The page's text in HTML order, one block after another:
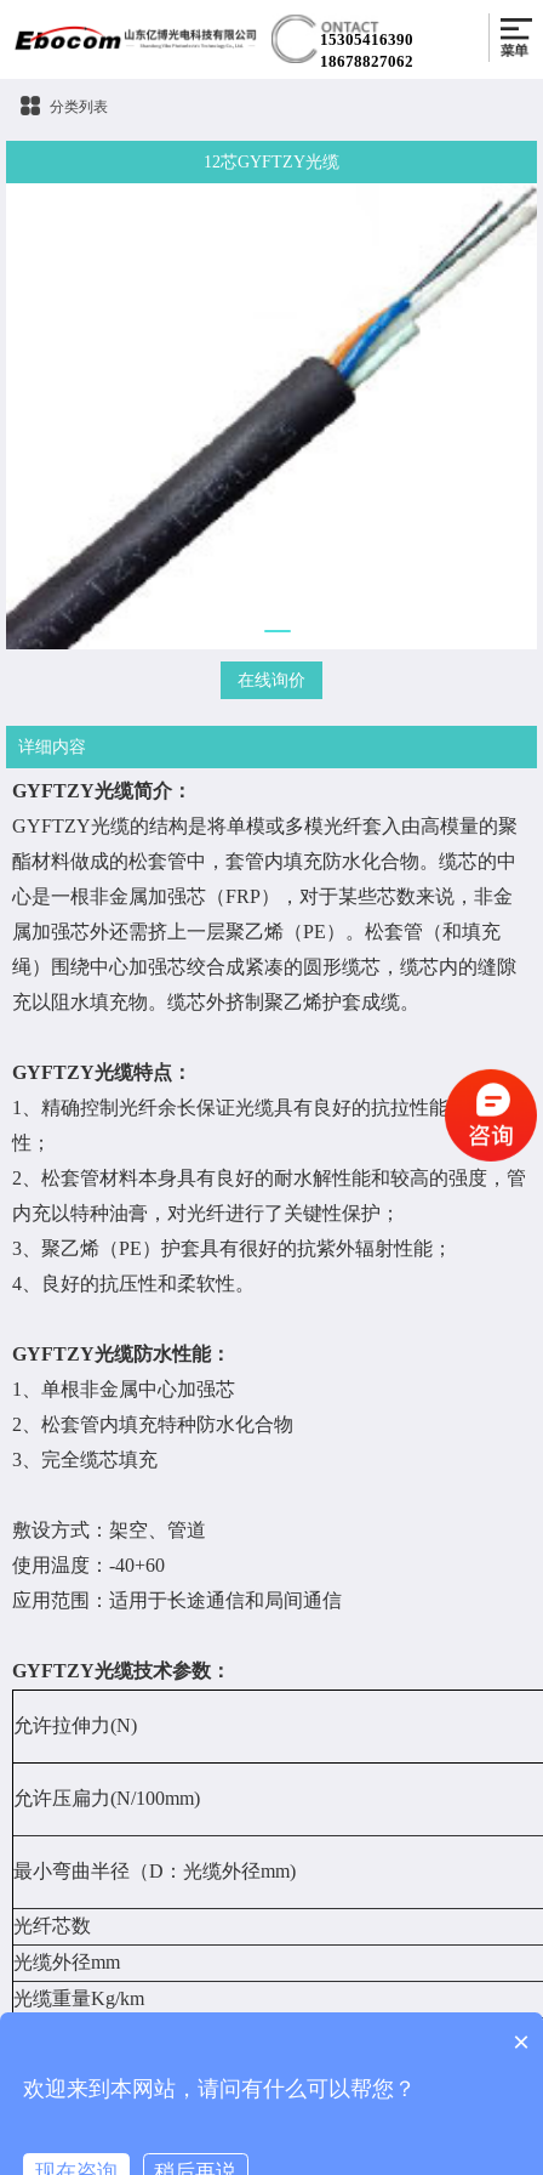
15305416390
18678827062
分类列表
12芯GYFTZY光缆
在线询价
详细内容
GYFTZY光缆简介：
GYFTZY光缆的结构是将单模或多模光纤套入由高模量的聚
酯材料做成的松套管中，套管内填充防水化合物。缆芯的中
心是一根非金属加强芯（FRP），对于某些芯数来说，非金
属加强芯外还需挤上一层聚乙烯（PE）。松套管（和填充
绳）围绕中心加强芯绞合成紧凑的圆形缆芯，缆芯内的缝隙
充以阻水填充物。缆芯外挤制聚乙烯护套成缆。
GYFTZY光缆特点：
1、精确控制光纤余长保证光缆具有良好的抗拉性能和温度特
性；
2、松套管材料本身具有良好的耐水解性能和较高的强度，管
内充以特种油膏，对光纤进行了关键性保护；
3、聚乙烯（PE）护套具有很好的抗紫外辐射性能；
4、良好的抗压性和柔软性。
GYFTZY光缆防水性能：
1、单根非金属中心加强芯
2、松套管内填充特种防水化合物
3、完全缆芯填充
敷设方式：架空、管道
使用温度： -40+60
应用范围：适用于长途通信和局间通信
GYFTZY光缆技术参数：
允许拉伸力(N)
允许压扁力(N/100mm)
最小弯曲半径（D：光缆外径mm)
光纤芯数
光缆外径mm
光缆重量Kg/km
上一篇：12芯矿用MGTSV光缆
×
欢迎来到本网站，请问有什么可以帮您？